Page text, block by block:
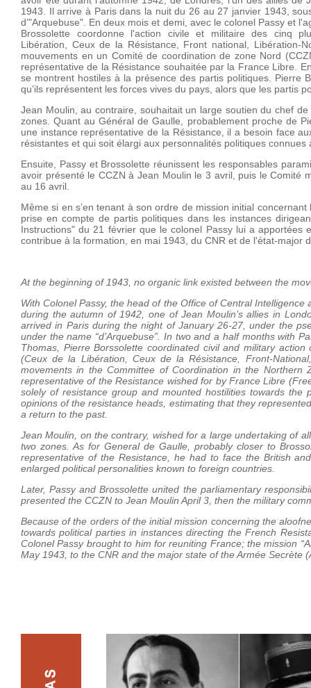
1943. Il arrive à Paris dans la nuit du 26 au 27 janvier 1943,
d’"Arquebuse". En deux mois et demi, avec le colonel Passy et
Brossolette coordonne l'action civile et militaire des cinq
Libération, Ceux de la Résistance, Front national,
mouvements en un Comité de coordination de zone Nord
représentative de la Résistance souhaitée par la France Libre.
se montrent hostiles à la présence des partis politiques. Pierre
qu’ils représentent les forces vives du pays, alors que les partis
Jean Moulin, au contraire, souhaitait un large soutien du chef
zones. Quant au Général de Gaulle, probablement proche de
une instance représentative de la Résistance, il a besoin face
résistantes et qui soit élargi aux personnalités politiques connues
Ensuite, Passy et Brossolette réunissent les responsables
avoir présenté le CCZN à Jean Moulin le 3 avril, puis le Comité
au 16 avril.
Même si en s’en tenant à son ordre de mission initial
prise en compte de partis politiques dans les instances
Instructions" du 21 février que le colonel Passy lui a
contribue à la formation, en mai 1943, du CNR et de l'état-major
At the beginning of 1943, no organic link existed between the
With Colonel Passy, the head of the Office of Central
during the autumn of 1942, one of Jean Moulin’s allies in
arrived in Paris during the night of January 26-27, under the
under the name “d’Arquebuse”. In two and a half months with
Thomas, Pierre Borssolette coordinated civil and military
(Ceux de la Libération, Ceux de la Résistance, Front-
movements in the Committee of Coordination in the
representative of the Resistance wished for by France Libre
solely of resistance group and mounted hostilities towards
opinions of the resistance heads, estimating that they
a return to the past.
Jean Moulin, on the contrary, wished for a large undertaking of
two zones. As for General de Gaulle, probably closer to
representative of the Resistance, he had to face the British
enlarged political personalities known to foreign countries.
Later, Passy and Brossolette united the parliamentary
presented the CCZN to Jean Moulin April 3, then the military
Because of the orders of the initial mission concerning the
towards political parties in instances directing the French
Colonel Passy brought to him for reuniting France; the mission
May 1943, to the CNR and the major state of the Armée Secrète